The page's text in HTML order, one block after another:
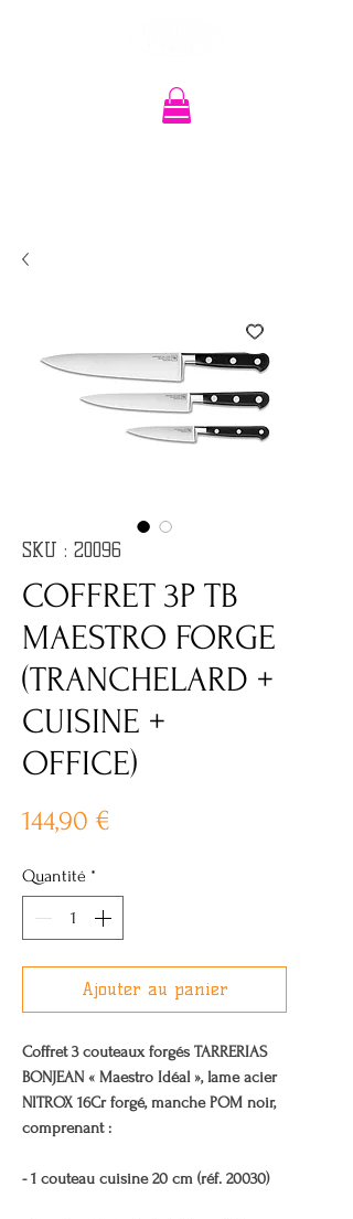
SKU : 20096
COFFRET 3P TB
MAESTRO FORGE
(TRANCHELARD +
CUISINE +
OFFICE)
144,90 €
Quantité *
Ajouter au panier
Coffret 3 couteaux forgés TARRERIAS
BONJEAN « Maestro Idéal », lame acier
NITROX 16Cr forgé, manche POM noir,
comprenant :
- 1 couteau cuisine 20 cm (réf. 20030)